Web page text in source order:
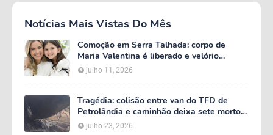
Notícias Mais Vistas Do Mês
Comoção em Serra Talhada: corpo de
Maria Valentina é liberado e velório
começa às 5h deste domingo
julho 11, 2026
Tragédia: colisão entre van do TFD de
Petrolândia e caminhão deixa sete mortos
em Floresta
julho 23, 2026